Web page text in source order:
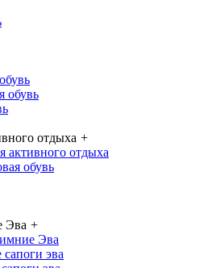
обувь
отдыха +
активного отдыха
обувь
Эва +
Эва
эва